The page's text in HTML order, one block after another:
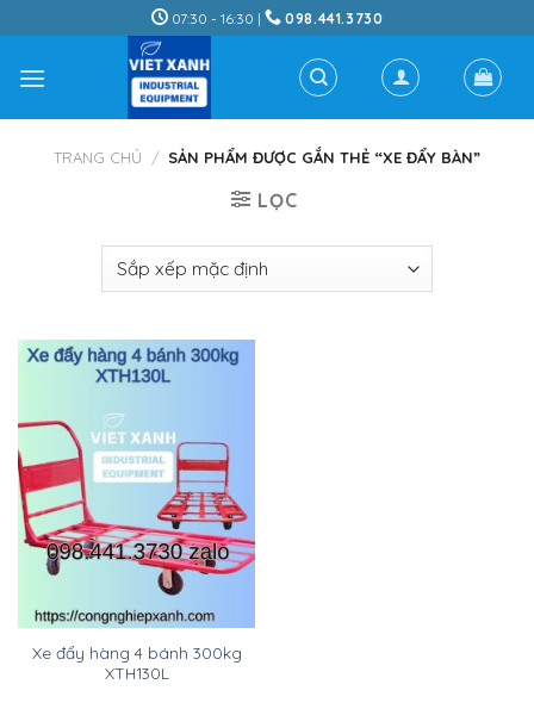
to
content
07:30 - 16:30 | 098.441.3730
TRANG CHỦ / SẢN PHẨM ĐƯỢC GẮN THẺ “XE ĐẨY BÀN”
LỌC
Xe đẩy hàng 4 bánh 300kg
XTH130L